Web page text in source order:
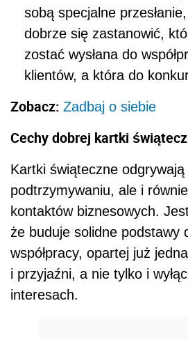
sobą specjalne
dobrze się zastanowić,
zostać wysłana do
klientów, a która do
Zobacz: Zadbaj o siebie
Cechy dobrej kartki
Kartki świąteczne
podtrzymywaniu, ale i
kontaktów biznesowych.
że buduje solidne podstawy
współpracy, opartej już
i przyjaźni, a nie tylko i
interesach.